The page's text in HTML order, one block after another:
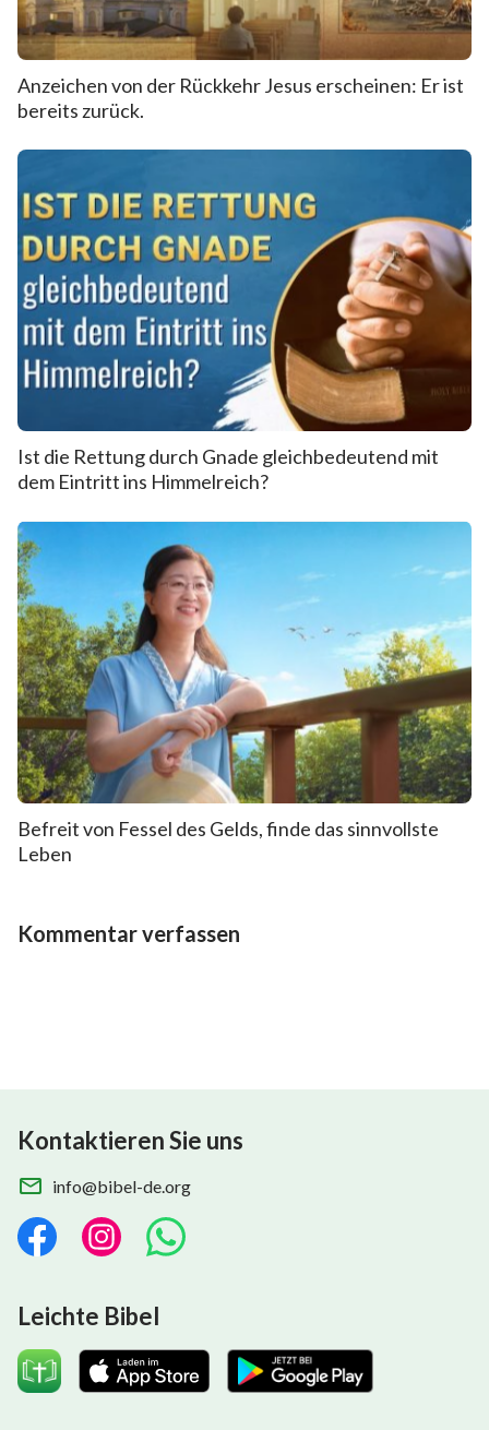
Anzeichen von der Rückkehr Jesus erscheinen: Er ist
bereits zurück.
Ist die Rettung durch Gnade gleichbedeutend mit
dem Eintritt ins Himmelreich?
Befreit von Fessel des Gelds, finde das sinnvollste
Leben
Kommentar verfassen
Kontaktieren Sie uns
info@bibel-de.org
Leichte Bibel